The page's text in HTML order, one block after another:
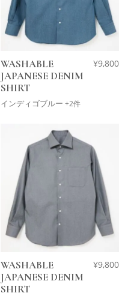
WASHABLE
JAPANESE DENIM
SHIRT
インディゴブルー +2件
¥9,800
WASHABLE
JAPANESE DENIM
SHIRT
¥9,800